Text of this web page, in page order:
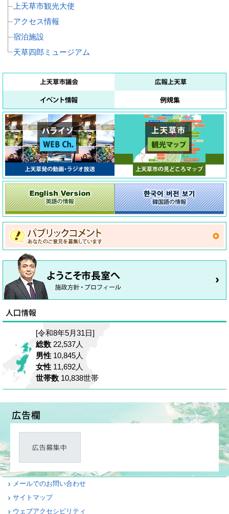
上天草市観光大使
アクセス情報
宿泊施設
天草四郎ミュージアム
[令和8年5月31日]
総数 22,537人
男性 10,845人
女性 11,692人
世帯数 10,838世帯
メールでのお問い合わせ
サイトマップ
ウェブアクセシビリティ